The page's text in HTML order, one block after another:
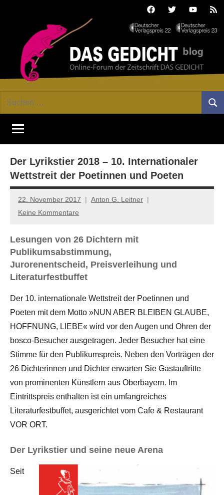
FacebookTwitterYoutube
GEDICHT
blog
Forum
von
DAS
Lyrik,
Essay
Suchen
Der Lyrikstier 2018 – 10. Internationaler
Wettstreit der Poetinnen und Poeten
22. November 2017
Anton G. Leitner
Keine Kommentare
Lesungen von 26 Dichtern mit
Publikumsabstimmung,
Jurorenentscheid, Preisverleihung und
Literaturfestbuffet
Der 10. internationale Wettstreit der Poetinnen und
Poeten mit dem Motto »NUN ABER BLEIBEN GLAUBE,
HOFFNUNG, LIEBE« wird vor den Augen und Ohren der
bosco-Besucher ausgetragen. Jeder Besucher hat eine
Stimme für den Publikumspreis. Neben den Vorträgen der
26 Dichterinnen und Dichter erwarten Sie Gastauftritte
von prominenten Künstlern aus Oberbayern. Im
Eintrittspreis enthalten ist ein umfangreiches
Literaturfestbuffet, ausgerichtet vom Cafe & Restaurant
VOR ORT.
Der Lyrikstier und seine neue Arena
Seit